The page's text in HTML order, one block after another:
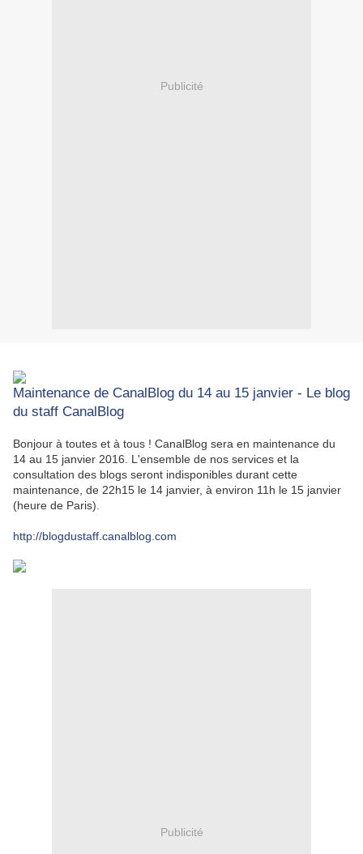
Publicité
Maintenance de CanalBlog du 14 au 15 janvier - Le blog
du staff CanalBlog
Bonjour à toutes et à tous ! CanalBlog sera en maintenance du
14 au 15 janvier 2016. L'ensemble de nos services et la
consultation des blogs seront indisponibles durant cette
maintenance, de 22h15 le 14 janvier, à environ 11h le 15 janvier
(heure de Paris).
http://blogdustaff.canalblog.com
Publicité